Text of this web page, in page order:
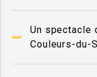
Un spectacle
Couleurs-du-